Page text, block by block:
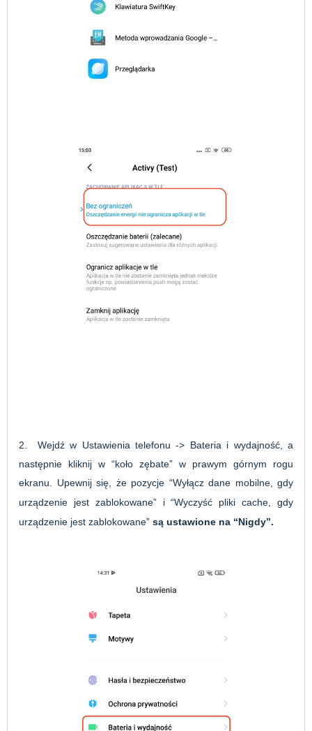
2. Wejdź w Ustawienia telefonu -> Bateria i wydajność, a
następnie kliknij w “koło zębate” w prawym górnym rogu
ekranu. Upewnij się, że pozycje “Wyłącz dane mobilne, gdy
urządzenie jest zablokowane” i “Wyczyść pliki cache, gdy
urządzenie jest zablokowane” są ustawione na “Nigdy”.